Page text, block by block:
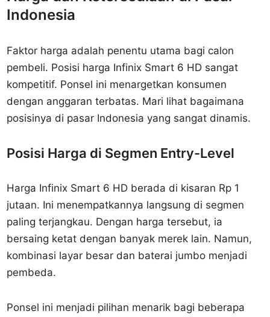
Indonesia
Faktor harga adalah penentu utama bagi calon
pembeli. Posisi harga Infinix Smart 6 HD sangat
kompetitif. Ponsel ini menargetkan konsumen
dengan anggaran terbatas. Mari lihat bagaimana
posisinya di pasar Indonesia yang sangat dinamis.
Posisi Harga di Segmen Entry-Level
Harga Infinix Smart 6 HD berada di kisaran Rp 1
jutaan. Ini menempatkannya langsung di segmen
paling terjangkau. Dengan harga tersebut, ia
bersaing ketat dengan banyak merek lain. Namun,
kombinasi layar besar dan baterai jumbo menjadi
pembeda.
Ponsel ini menjadi pilihan menarik bagi beberapa